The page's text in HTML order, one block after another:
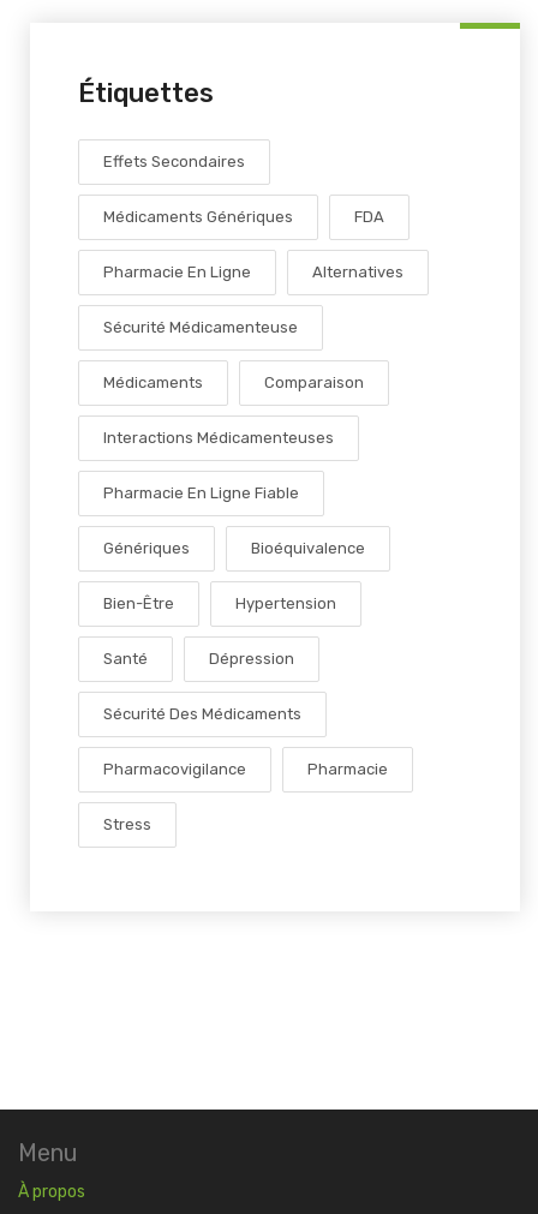
Étiquettes
Effets Secondaires
Médicaments Génériques FDA
Pharmacie En Ligne Alternatives
Sécurité Médicamenteuse
Médicaments Comparaison
Interactions Médicamenteuses
Pharmacie En Ligne Fiable
Génériques Bioéquivalence
Bien-Être Hypertension
Santé Dépression
Sécurité Des Médicaments
Pharmacovigilance Pharmacie
Stress
Menu
À propos